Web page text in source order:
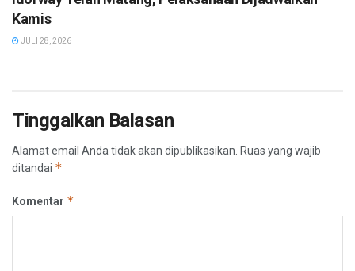
Kamis
JULI 28, 2026
Tinggalkan Balasan
Alamat email Anda tidak akan dipublikasikan. Ruas yang wajib
ditandai *
Komentar *